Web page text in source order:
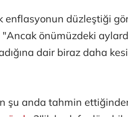
enflasyonun düzleştiği
önümüzdeki
dair biraz daha
şu anda tahmin